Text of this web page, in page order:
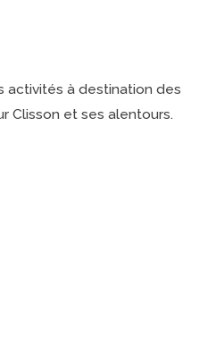
activités à destination des
Clisson et ses alentours.